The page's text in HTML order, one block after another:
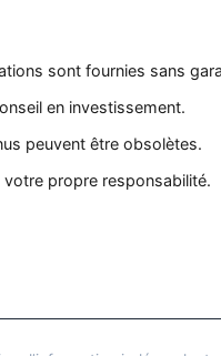
sont fournies sans
en investissement.
peuvent être obsolètes.
votre propre responsabilité.